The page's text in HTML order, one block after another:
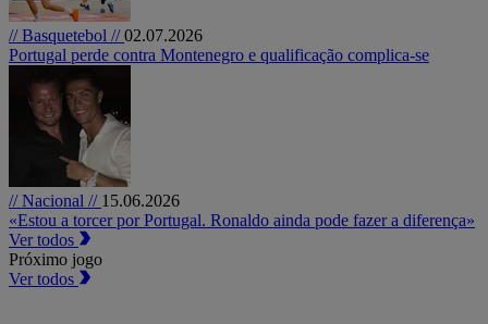
// Basquetebol //02.07.2026
Portugal perde contra Montenegro e qualificação complica-se
// Nacional // 15.06.2026
«Estou a torcer por Portugal. Ronaldo ainda pode fazer a diferença»
Ver todos
Próximo jogo
Ver todos